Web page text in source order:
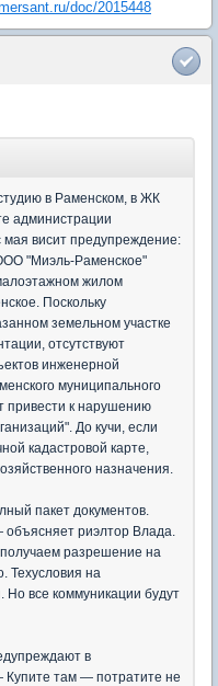
doc/2015448
в Раменском, в ЖК
администрации
мая висит предупреждение:
"Миэль-Раменское"
жилом
Поскольку
земельном участке
отсутствуют
инженерной
муниципального
привести к нарушению
До кучи, если
кадастровой карте,
назначения.
пакет документов.
риэлтор Влада.
разрешение на
Техусловия на
Но все коммуникации будут
в
там — потратите не